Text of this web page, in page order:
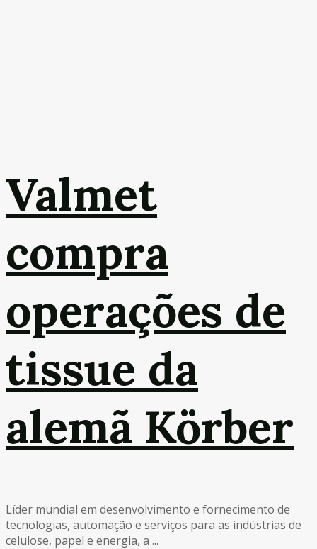
Valmet
compra
operações de
tissue da
alemã Körber
Líder mundial em desenvolvimento e fornecimento de
tecnologias, automação e serviços para as indústrias de
celulose, papel e energia, a ...